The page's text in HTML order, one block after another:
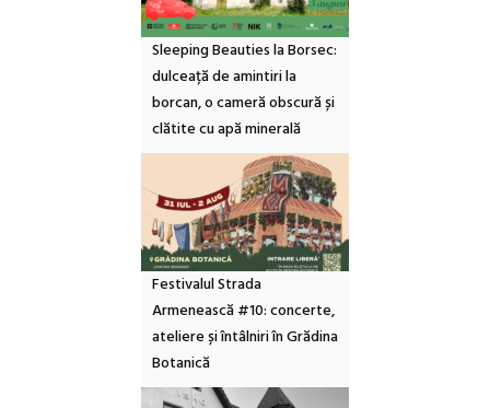
Sleeping Beauties la Borsec:
dulceață de amintiri la
borcan, o cameră obscură și
clătite cu apă minerală
Festivalul Strada
Armenească #10: concerte,
ateliere și întâlniri în Grădina
Botanică